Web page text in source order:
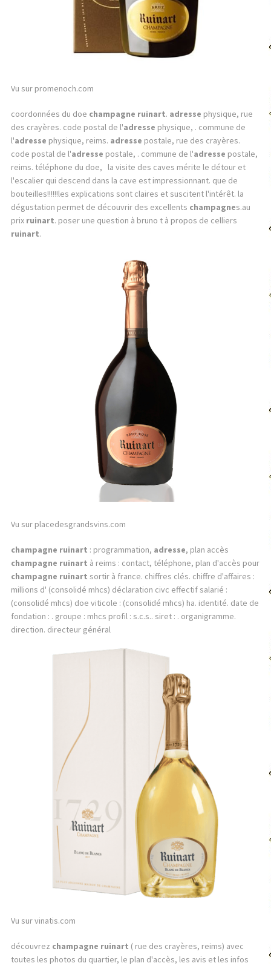
Vu sur promenoch.com
coordonnées du doe champagne ruinart. adresse physique, rue
des crayères. code postal de l'adresse physique, . commune de
l'adresse physique, reims. adresse postale, rue des crayères.
code postal de l'adresse postale, . commune de l'adresse postale,
reims. téléphone du doe, la visite des caves mérite le détour et
l'escalier qui descend dans la cave est impressionnant. que de
bouteilles!!!!!!les explications sont claires et suscitent l'intérêt. la
dégustation permet de découvrir des excellents champagnes.au
prix ruinart. poser une question à bruno t à propos de celliers
ruinart.
Vu sur placedesgrandsvins.com
champagne ruinart : programmation, adresse, plan accès
champagne ruinart à reims : contact, téléphone, plan d'accès pour
champagne ruinart sortir à france. chiffres clés. chiffre d'affaires :
millions d' (consolidé mhcs) déclaration civc effectif salarié :
(consolidé mhcs) doe viticole : (consolidé mhcs) ha. identité. date de
fondation : . groupe : mhcs profil : s.c.s.. siret : . organigramme.
direction. directeur général
Vu sur vinatis.com
découvrez champagne ruinart ( rue des crayères, reims) avec
toutes les photos du quartier, le plan d'accès, les avis et les infos